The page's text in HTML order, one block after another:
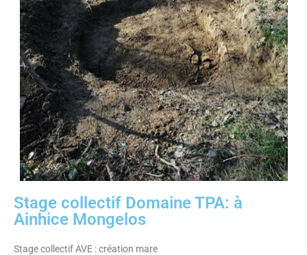
Stage collectif Domaine TPA: à
Ainhice Mongelos
Stage collectif AVE : création mare